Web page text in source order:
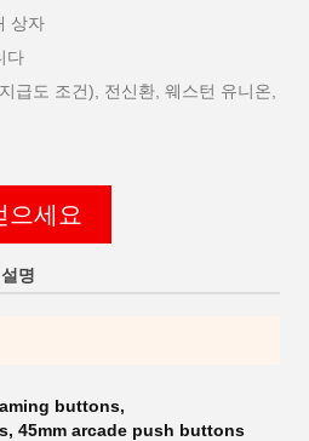
상자
다
급도 조건), 전신환, 웨스턴 유니온,
으세요
명
buttons,
, 45mm arcade push buttons